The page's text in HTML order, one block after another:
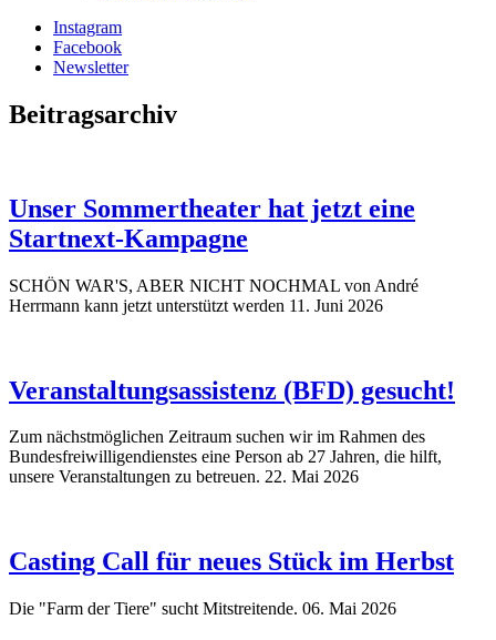
Instagram
Facebook
Newsletter
Beitragsarchiv
Unser Sommertheater hat jetzt eine
Startnext-Kampagne
SCHÖN WAR'S, ABER NICHT NOCHMAL von André
Herrmann kann jetzt unterstützt werden 11. Juni 2026
Veranstaltungsassistenz (BFD) gesucht!
Zum nächstmöglichen Zeitraum suchen wir im Rahmen des
Bundesfreiwilligendienstes eine Person ab 27 Jahren, die hilft,
unsere Veranstaltungen zu betreuen. 22. Mai 2026
Casting Call für neues Stück im Herbst
Die "Farm der Tiere" sucht Mitstreitende. 06. Mai 2026